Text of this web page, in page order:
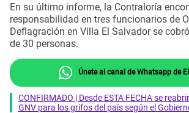
En su último informe, la Contraloría
responsabilidad en tres funcionarios de
Deflagración en Villa El Salvador se
de 30 personas.
Únete al canal de Whatsapp de
CONFIRMADO | Desde ESTA FECHA se
GNV para los grifos del país según el